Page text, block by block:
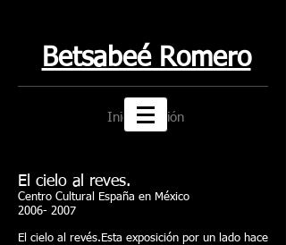
Betsabeé Romero
Iniciar sesión
El cielo al reves.
Centro Cultural España en México
2006- 2007
El cielo al revés.Esta exposición por un lado hace